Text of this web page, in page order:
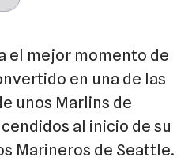
el mejor momento de
en una de las
unos Marlins de
al inicio de su
Marineros de Seattle.